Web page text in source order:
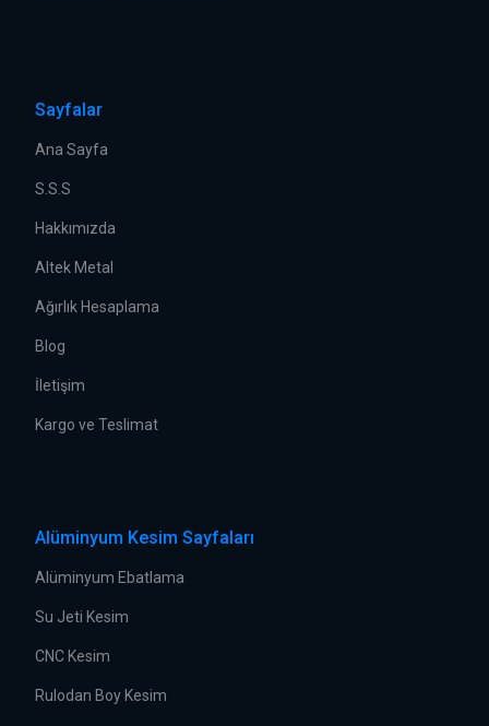
Sayfalar
Ana Sayfa
S.S.S
Hakkımızda
Altek Metal
Ağırlık Hesaplama
Blog
İletişim
Kargo ve Teslimat
Alüminyum Kesim Sayfaları
Alüminyum Ebatlama
Su Jeti Kesim
CNC Kesim
Rulodan Boy Kesim